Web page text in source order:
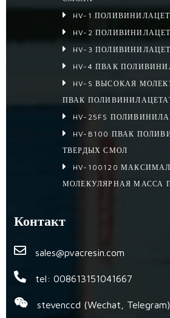
HV-1
HV-2
HV-3
HV-4 ПВАК
HV-S ВЫСОКАЯ
ПВАК
HV-25FS
HV-B100 ПВАК
ТВЕРДЫХ СМОЛ
HV-100120
МОЛЕКУЛЯРНАЯ МАССА
Контакт
sales@pvacresin.com
tel: 008613151041667
stevenccd (Wechat, Telegram)